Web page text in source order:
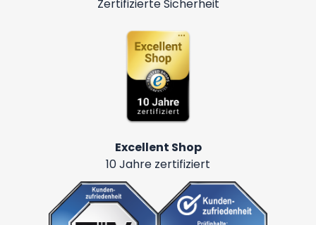
Zertifizierte Sicherheit
Excellent Shop
10 Jahre zertifiziert